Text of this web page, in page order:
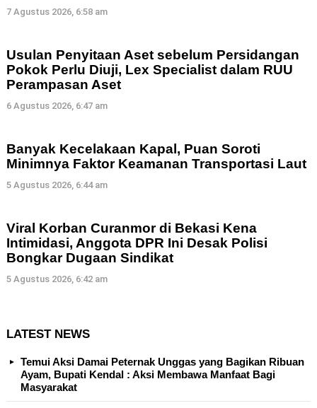
7 Agustus 2026, 6:58 am
Usulan Penyitaan Aset sebelum Persidangan
Pokok Perlu Diuji, Lex Specialist dalam RUU
Perampasan Aset
6 Agustus 2026, 6:47 am
Banyak Kecelakaan Kapal, Puan Soroti
Minimnya Faktor Keamanan Transportasi Laut
5 Agustus 2026, 6:44 am
Viral Korban Curanmor di Bekasi Kena
Intimidasi, Anggota DPR Ini Desak Polisi
Bongkar Dugaan Sindikat
5 Agustus 2026, 6:42 am
LATEST NEWS
Temui Aksi Damai Peternak Unggas yang Bagikan Ribuan
Ayam, Bupati Kendal : Aksi Membawa Manfaat Bagi
Masyarakat